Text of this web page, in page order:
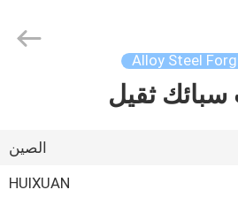
Alloy Steel
ثقيل
الصين
HUIXUAN